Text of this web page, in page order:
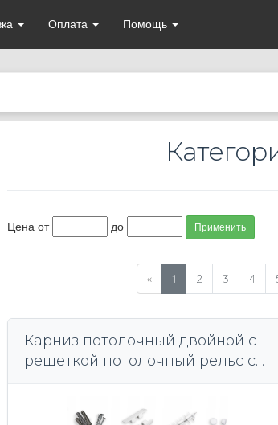
Оплата Помощь
Цена от до Применить
« 1 2 3 4
Карниз потолочный двойной с
решеткой потолочный рельс с